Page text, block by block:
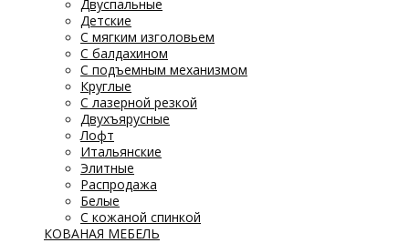
Двуспальные
Детские
С мягким изголовьем
С балдахином
С подъемным механизмом
Круглые
С лазерной резкой
Двухъярусные
Лофт
Итальянские
Элитные
Распродажа
Белые
С кожаной спинкой
КОВАНАЯ МЕБЕЛЬ